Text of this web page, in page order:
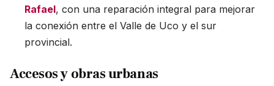
Rafael, con una reparación integral para mejorar
la conexión entre el Valle de Uco y el sur
provincial.
Accesos y obras urbanas